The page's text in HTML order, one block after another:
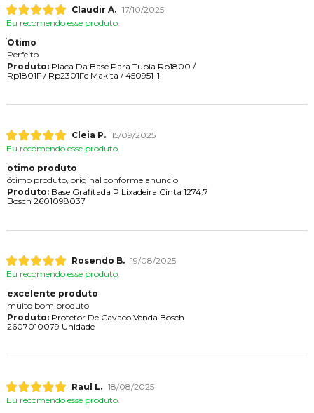
Claudir A. 17/10/2025
Eu recomendo esse produto.
Otimo
Perfeito
Produto:Placa Da Base Para Tupia Rp1800 /
Rp1801F / Rp2301Fc Makita / 450951-1
Cleia P. 15/09/2025
Eu recomendo esse produto.
otimo produto
ótimo produto, original conforme anuncio
Produto:Base Grafitada P Lixadeira Cinta 1274.7
Bosch 2601098037
Rosendo B. 19/08/2025
Eu recomendo esse produto.
excelente produto
muito bom produto
Produto:Protetor De Cavaco Venda Bosch
2607010079 Unidade
Raul L. 18/08/2025
Eu recomendo esse produto.